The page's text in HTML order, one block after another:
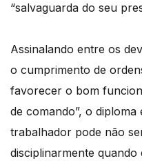
“salvaguarda do seu
Assinalando entre os
o cumprimento de
favorecer o bom
de comando”, o
trabalhador pode não
disciplinarmente